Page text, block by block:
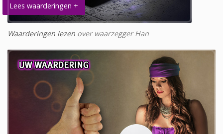
Lees waarderingen +
Waarderingen lezen over waarzegger Han